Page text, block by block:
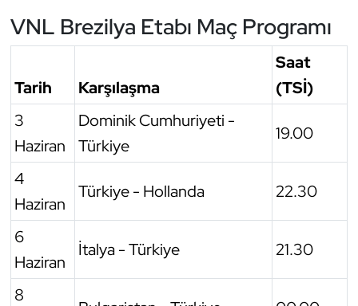
VNL Brezilya Etabı Maç Programı
Tarih Karşılaşma
Saat
(TSİ)
3
Haziran
Dominik Cumhuriyeti -
Türkiye
19.00
4
Haziran
Türkiye - Hollanda 22.30
6
Haziran
İtalya - Türkiye 21.30
8
Ragbi
Sualtı Sporları
Tekvando